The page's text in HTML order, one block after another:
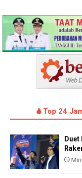
Top 24